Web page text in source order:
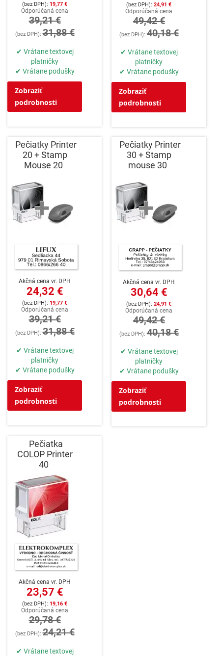
19,77 €
Odporúčaná cena
39,21 €
31,88 €
✔ Vrátane textovej
platničky
✔ Vrátane podušky
Zobraziť
podrobnosti
24,91 €
Odporúčaná cena
49,42 €
40,18 €
✔ Vrátane textovej
platničky
✔ Vrátane podušky
Zobraziť
podrobnosti
Pečiatky Printer
20 + Stamp
Mouse 20
Akčná cena vr. DPH
24,32 €
19,77 €
Odporúčaná cena
39,21 €
31,88 €
✔ Vrátane textovej
platničky
✔ Vrátane podušky
Zobraziť
podrobnosti
Pečiatky Printer
30 + Stamp
mouse 30
Akčná cena vr. DPH
30,64 €
24,91 €
Odporúčaná cena
49,42 €
40,18 €
✔ Vrátane textovej
platničky
✔ Vrátane podušky
Zobraziť
podrobnosti
Pečiatka
COLOP Printer
40
Akčná cena vr. DPH
23,57 €
19,16 €
Odporúčaná cena
29,78 €
24,21 €
✔ Vrátane textovej